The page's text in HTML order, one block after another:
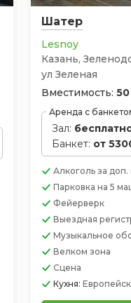
Шатер
Lesnoy
Казань,
ул Зеленая
Вместимость:
Аренда с
Зал:
Банкет: от
Алкогольза доп.
Парковкана 5
Фейерверк
Выездная
Музыкальное
Велком зона
Сцена
Кухня: